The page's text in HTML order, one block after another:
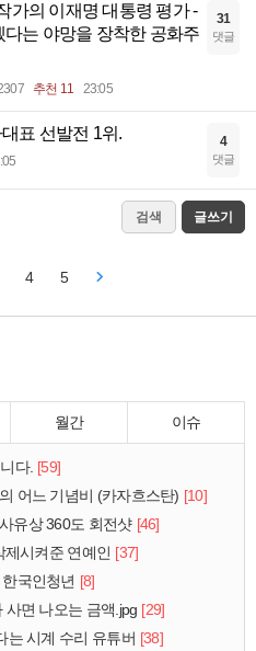
가의 이재명 대통령 평가 -
는 야망을 장착한 공화주
추천 11 23:05
31
댓글
표 선발전 1위. 4
댓글
검색 글쓰기
4 5
월간 이슈
다. [59]
어느 기념비 (카자흐스탄) [10]
유상 360도 회전샷 [46]
제시켜준 연예인 [37]
국인청년 [8]
사면 나오는 금액.jpg [29]
는 시계 수리 유튜버 [38]